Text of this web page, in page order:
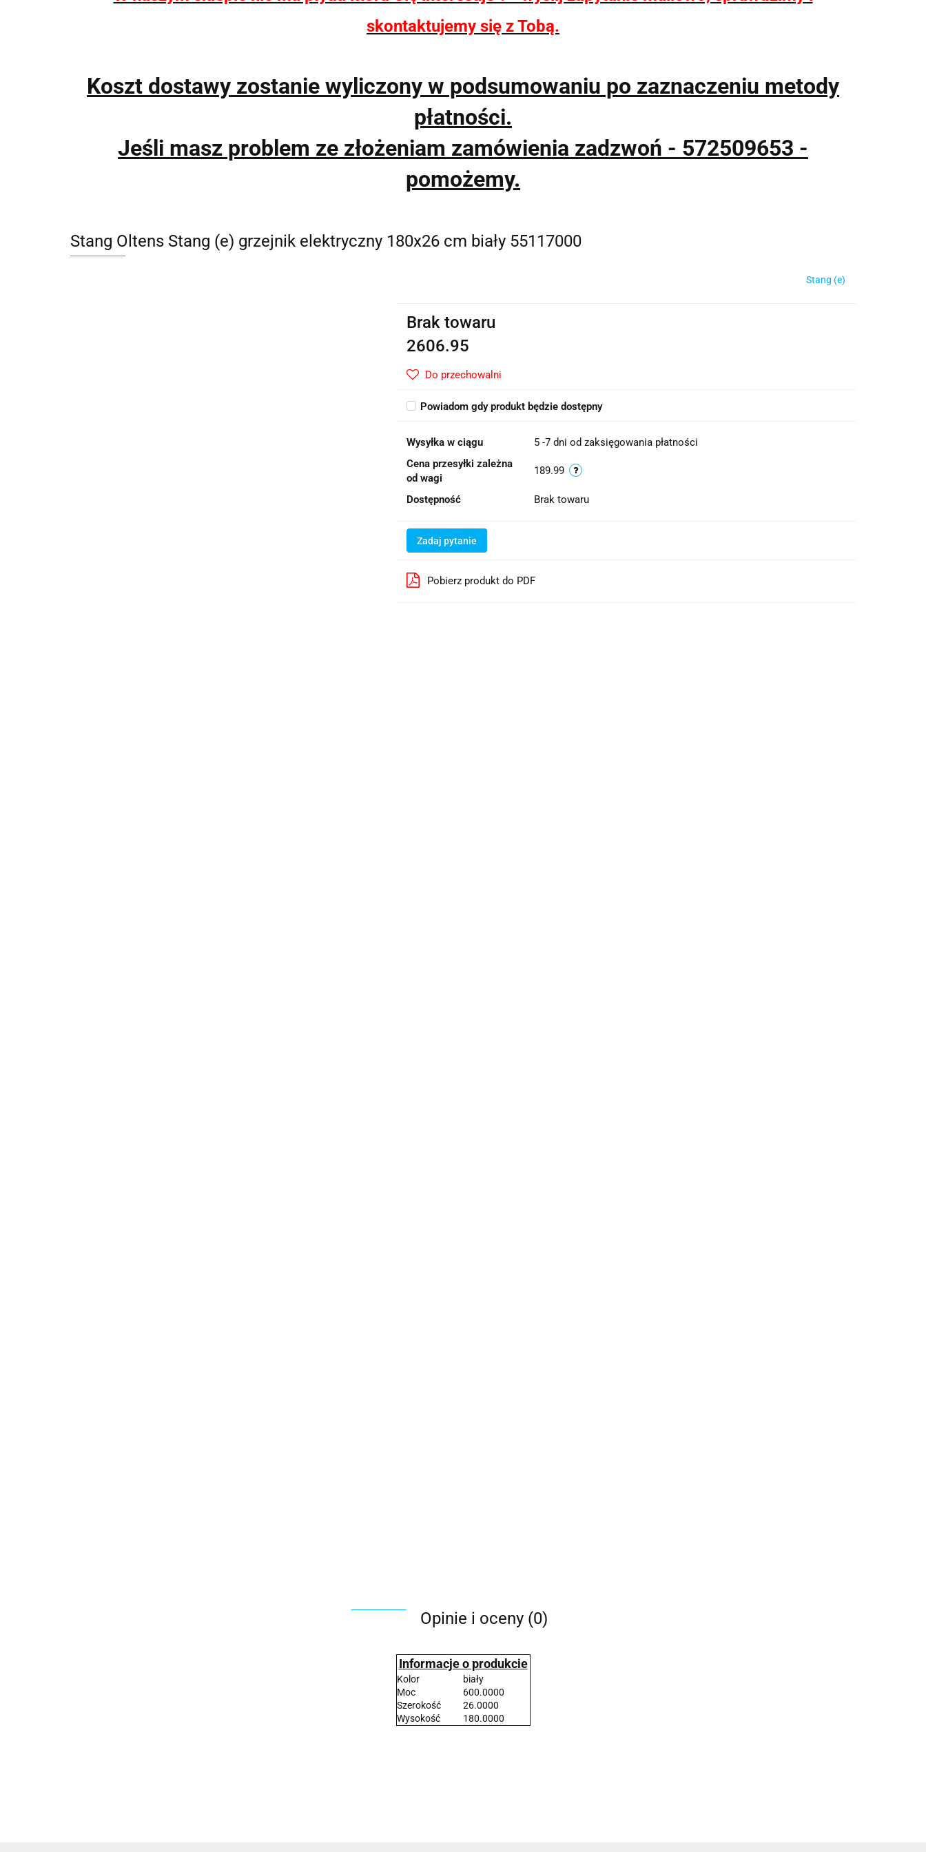
skontaktujemy się z Tobą.
Koszt dostawy zostanie wyliczony w podsumowaniu po zaznaczeniu metody
płatności.
Jeśli masz problem ze złożeniam zamówienia zadzwoń - 572509653 -
pomożemy.
Stang Oltens Stang (e) grzejnik elektryczny 180x26 cm biały 55117000
Stang (e)
Brak towaru
2606.95
Do przechowalni
Powiadom gdy produkt będzie dostępny
Wysyłka w ciągu
5 -7 dni od zaksięgowania płatności
Cena przesyłki zależna
od wagi
189.99
Dostępność Brak towaru
Zadaj pytanie
Pobierz produkt do PDF
Opinie i oceny (0)
Informacje o produkcie
Kolor
biały
Moc
600.0000
Szerokość
26.0000
Wysokość
180.0000